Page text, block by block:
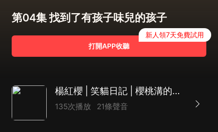
第04集 找到了有孩子味兒的孩子
打開APP收聽
新人領7天免費試用
楊紅櫻 | 笑貓日記 | 櫻桃溝的春天
135次播放 21條聲音